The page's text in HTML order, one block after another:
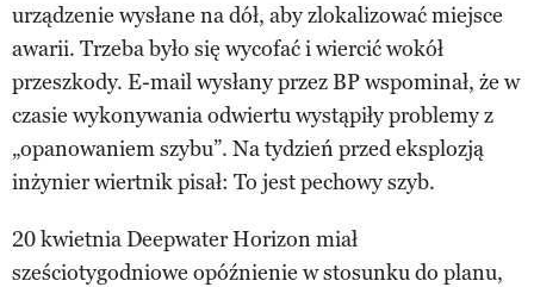
urządzenie wysłane na dół, aby zlokalizować miejsce
awarii. Trzeba było się wycofać i wiercić wokół
przeszkody. E-mail wysłany przez BP wspominał, że w
czasie wykonywania odwiertu wystąpiły problemy z
„opanowaniem szybu”. Na tydzień przed eksplozją
inżynier wiertnik pisał: To jest pechowy szyb.
20 kwietnia Deepwater Horizon miał
sześciotygodniowe opóźnienie w stosunku do planu,